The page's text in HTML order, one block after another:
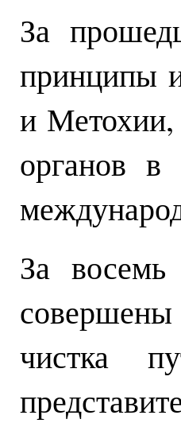
За
принципы
и Метохии,
органов
За
чистка